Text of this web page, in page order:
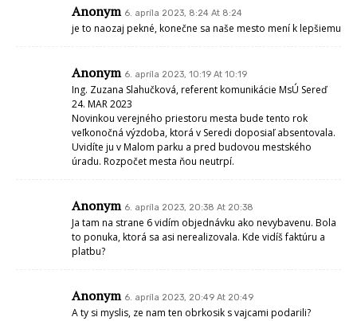
Anonym 6. apríla 2023, 8:24 At 8:24
je to naozaj pekné, konečne sa naše mesto mení k lepšiemu
Anonym 6. apríla 2023, 10:19 At 10:19
Ing. Zuzana Slahučková, referent komunikácie MsÚ Sereď
24. MAR 2023
Novinkou verejného priestoru mesta bude tento rok
veľkonočná výzdoba, ktorá v Seredi doposiaľ absentovala.
Uvidíte ju v Malom parku a pred budovou mestského
úradu. Rozpočet mesta ňou neutrpí.
Anonym 6. apríla 2023, 20:38 At 20:38
Ja tam na strane 6 vidím objednávku ako nevybavenu. Bola
to ponuka, ktorá sa asi nerealizovala. Kde vidíš faktúru a
platbu?
Anonym 6. apríla 2023, 20:49 At 20:49
A ty si myslis, ze nam ten obrkosik s vajcami podarili?